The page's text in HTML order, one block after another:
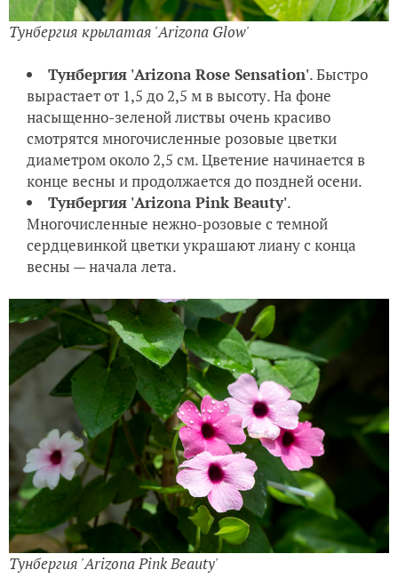
Тунбергия крылатая 'Arizona Glow'
Тунбергия 'Arizona Rose Sensation'. Быстро
вырастает от 1,5 до 2,5 м в высоту. На фоне
насыщенно-зеленой листвы очень красиво
смотрятся многочисленные розовые цветки
диаметром около 2,5 см. Цветение начинается в
конце весны и продолжается до поздней осени.
Тунбергия 'Arizona Pink Beauty'.
Многочисленные нежно-розовые с темной
сердцевинкой цветки украшают лиану с конца
весны — начала лета.
Тунбергия 'Arizona Pink Beauty'